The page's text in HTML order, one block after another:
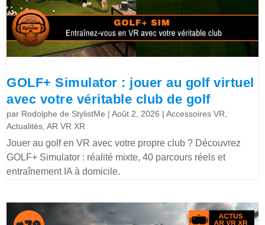
GOLF+ Simulator : jouer au golf virtuel
avec votre véritable club de golf
par Rodolphe de StylistMe |Août 2, 2026 |Accessoires VR
Actualités ,AR VR XR
Jouer au golf en VR avec votre propre club ? Découvrez
GOLF+ Simulator : réalité mixte, 40 parcours réels et
entraînement IA à domicile.